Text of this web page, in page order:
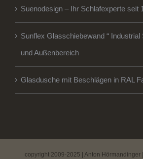
Suenodesign – Ihr Schlafexperte seit
Sunflex Glasschiebewand “ Industrial
und Außenbereich
Glasdusche mit Beschlägen in RAL
copyright 2009-2025 | Anton Hörmandinger |